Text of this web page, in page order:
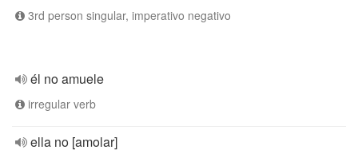
3rd person singular, imperativo negativo
él no amuele
irregular verb
ella no [amolar]